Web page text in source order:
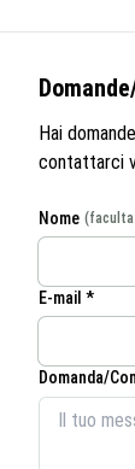
Hai
contattarci
Nome
E-mail *
Domanda/